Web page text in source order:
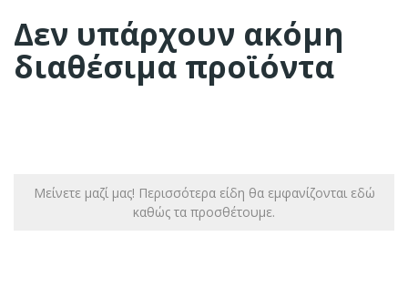
Δεν υπάρχουν ακόμη
διαθέσιμα προϊόντα
Μείνετε μαζί μας! Περισσότερα είδη θα εμφανίζονται εδώ
καθώς τα προσθέτουμε.